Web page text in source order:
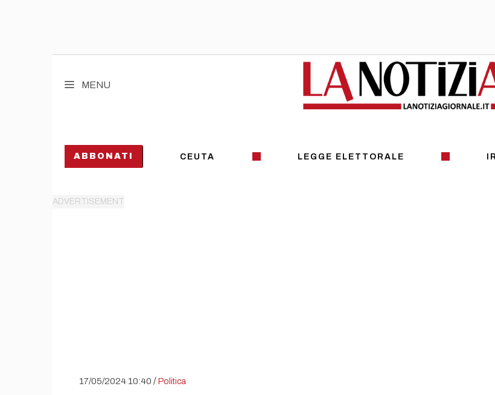
MENU
ABBONATI CEUTA LEGGE ELETTORALE
17/05/2024 10:40 /Politica